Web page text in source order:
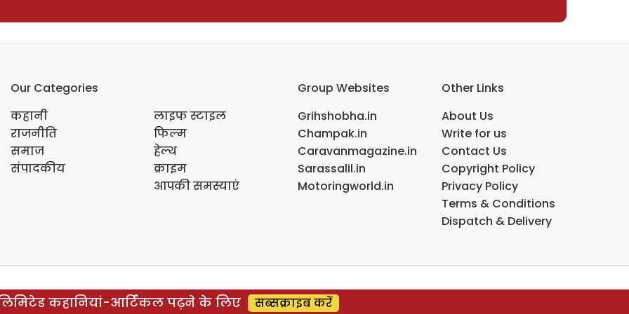
Our Categories
कहानी
राजनीति
समाज
संपादकीय
लाइफ स्टाइल
फिल्म
हेल्थ
क्राइम
आपकी समस्याएं
Group Websites
Grihshobha.in
Champak.in
Caravanmagazine.in
Sarassalil.in
Motoringworld.in
Other Links
About Us
Write for us
Contact Us
Copyright Policy
Privacy Policy
Terms & Conditions
Dispatch & Delivery
कहानियां-आर्टिकल पढ़ने के लिए सब्सक्राइब करें